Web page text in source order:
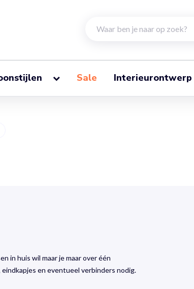
Sale Interieurontwerp
in huis wil maar je maar over één
en eventueel verbinders nodig.